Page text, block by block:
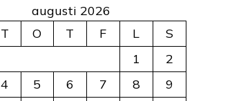
augusti 2026
T O T F L
S
1
2
4 5 6 7 8
9